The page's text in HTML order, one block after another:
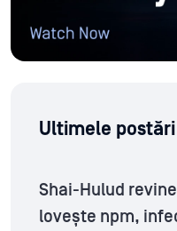
Ultimele postări
Shai-Hulud
lovește npm,